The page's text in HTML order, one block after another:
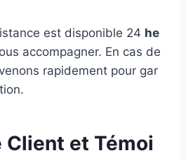
est disponible 24 he
accompagner. En cas de
rapidement pour gar
Client et Témoi